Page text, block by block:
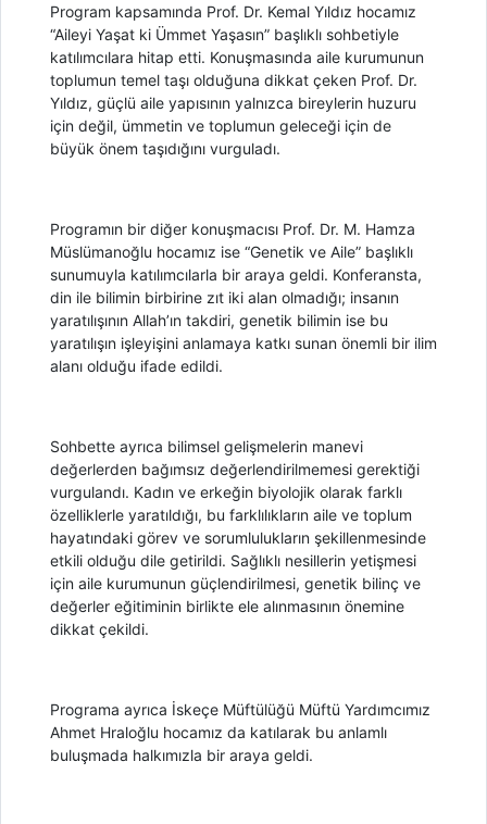
Program kapsamında Prof. Dr. Kemal Yıldız hocamız
“Aileyi Yaşat ki Ümmet Yaşasın” başlıklı sohbetiyle
katılımcılara hitap etti. Konuşmasında aile kurumunun
toplumun temel taşı olduğuna dikkat çeken Prof. Dr.
Yıldız, güçlü aile yapısının yalnızca bireylerin huzuru
için değil, ümmetin ve toplumun geleceği için de
büyük önem taşıdığını vurguladı.
Programın bir diğer konuşmacısı Prof. Dr. M. Hamza
Müslümanoğlu hocamız ise “Genetik ve Aile” başlıklı
sunumuyla katılımcılarla bir araya geldi. Konferansta,
din ile bilimin birbirine zıt iki alan olmadığı; insanın
yaratılışının Allah’ın takdiri, genetik bilimin ise bu
yaratılışın işleyişini anlamaya katkı sunan önemli bir ilim
alanı olduğu ifade edildi.
Sohbette ayrıca bilimsel gelişmelerin manevi
değerlerden bağımsız değerlendirilmemesi gerektiği
vurgulandı. Kadın ve erkeğin biyolojik olarak farklı
özelliklerle yaratıldığı, bu farklılıkların aile ve toplum
hayatındaki görev ve sorumlulukların şekillenmesinde
etkili olduğu dile getirildi. Sağlıklı nesillerin yetişmesi
için aile kurumunun güçlendirilmesi, genetik bilinç ve
değerler eğitiminin birlikte ele alınmasının önemine
dikkat çekildi.
Programa ayrıca İskeçe Müftülüğü Müftü Yardımcımız
Ahmet Hraloğlu hocamız da katılarak bu anlamlı
buluşmada halkımızla bir araya geldi.